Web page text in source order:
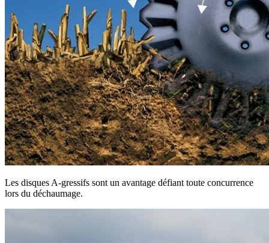
Les disques A-gressifs sont un avantage défiant toute concurrence
lors du déchaumage.